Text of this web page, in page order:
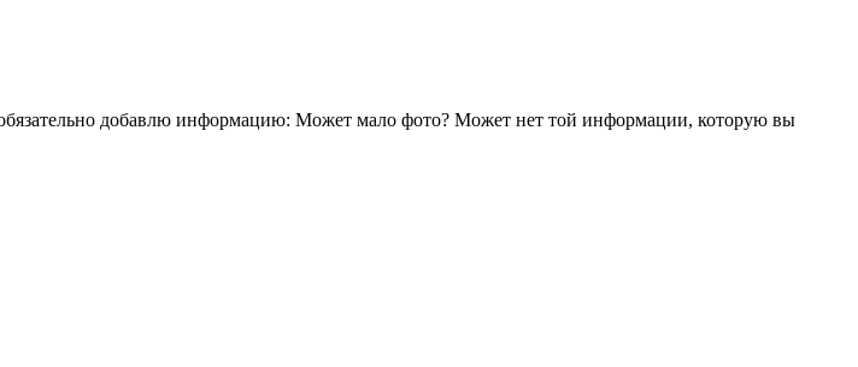
добавлю информацию: Может мало фото? Может нет той информации, которую вы